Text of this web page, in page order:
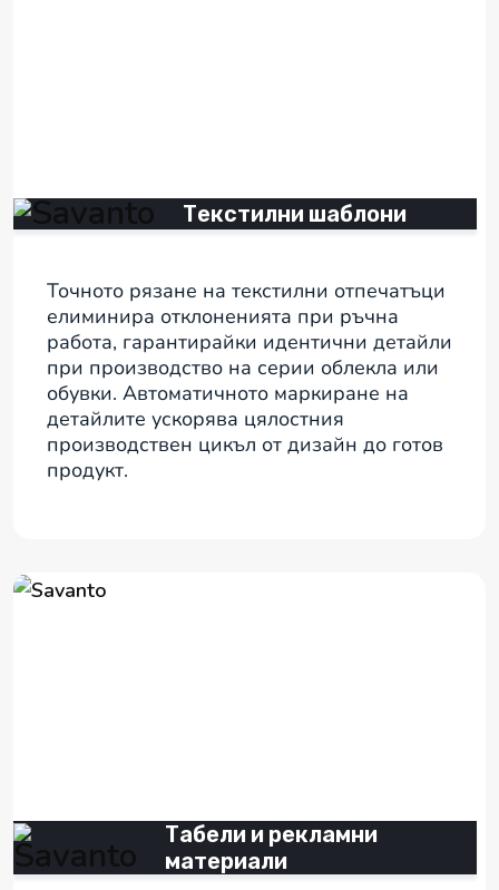
Текстилни шаблони
Точното рязане на текстилни отпечатъци
елиминира отклоненията при ръчна
работа, гарантирайки идентични детайли
при производство на серии облекла или
обувки. Автоматичното маркиране на
детайлите ускорява цялостния
производствен цикъл от дизайн до готов
продукт.
Табели и рекламни
материали